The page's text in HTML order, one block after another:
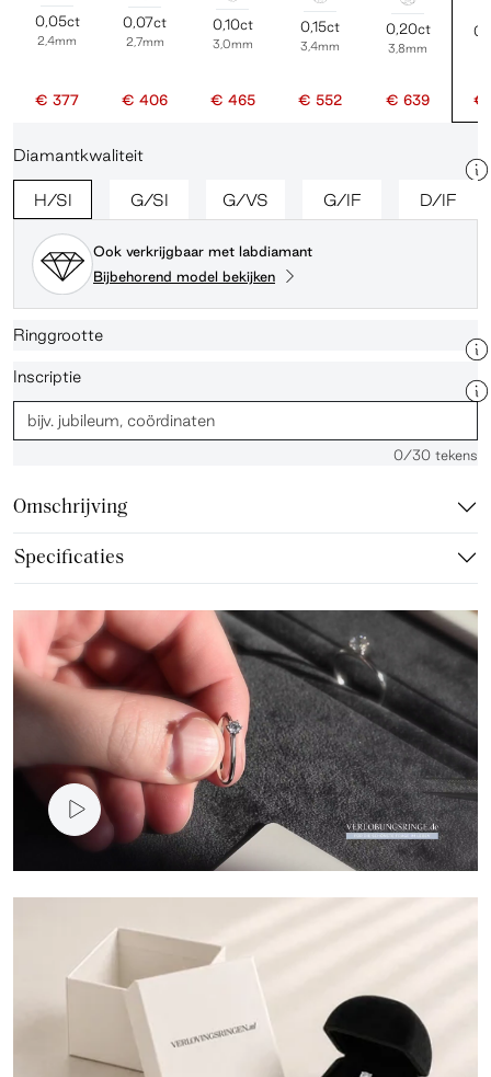
0,05ct
2,4mm
€ 377
0,07ct
2,7mm
€ 406
0,10ct
3,0mm
€ 465
0,15ct
3,4mm
€ 552
0,20ct
3,8mm
€ 639 €
Diamantkwaliteit
H/SI G/SI G/VS G/IF D/IF
Ook verkrijgbaar met labdiamant
Bijbehorend model bekijken
Ringgrootte
Inscriptie
0/30 tekens
Omschrijving
Specificaties
Video presentatie